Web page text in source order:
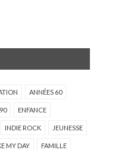
ANNÉES 60
ENFANCE
INDIE ROCK JEUNESSE
MY DAY FAMILLE